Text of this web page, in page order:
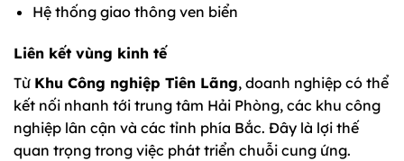
Hệ thống giao thông ven biển
Liên kết vùng kinh tế
Từ Khu Công nghiệp Tiên Lãng, doanh nghiệp có thể
kết nối nhanh tới trung tâm Hải Phòng, các khu công
nghiệp lân cận và các tỉnh phía Bắc. Đây là lợi thế
quan trọng trong việc phát triển chuỗi cung ứng.